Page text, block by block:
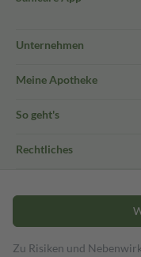
Unternehmen
Meine Apotheke
So geht's
Rechtliches
Zu Risiken und